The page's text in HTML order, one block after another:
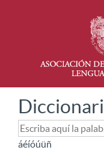
áéíóúüñ